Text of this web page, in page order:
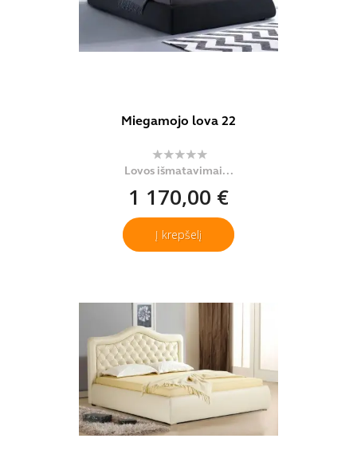
Miegamojo lova 22
Lovos išmatavimai...
1 170,00 €
Į krepšelį